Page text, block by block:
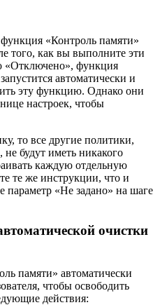
«Контроль памяти»
того, как вы выполните эти
функция
автоматически и
эту функцию. Однако они
настроек, чтобы
то все другие политики,
будут иметь никакого
каждую отдельную
те же инструкции, что и
параметр «Не задано» на шаге
очистки
памяти» автоматически
чтобы освободить
действия: